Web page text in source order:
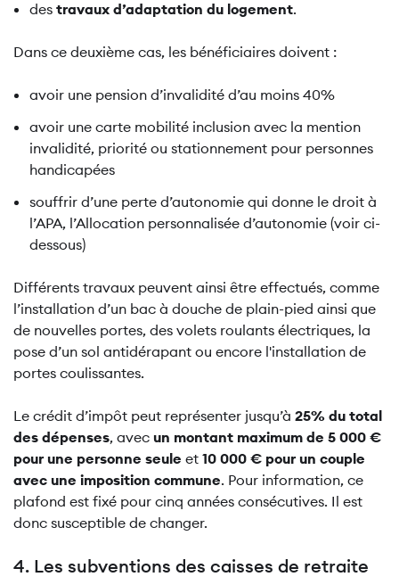
des travaux d’adaptation du logement.
Dans ce deuxième cas, les bénéficiaires doivent :
avoir une pension d’invalidité d’au moins 40%
avoir une carte mobilité inclusion avec la mention
invalidité, priorité ou stationnement pour personnes
handicapées
souffrir d’une perte d’autonomie qui donne le droit à
l’APA, l’Allocation personnalisée d’autonomie (voir ci-
dessous)
Différents travaux peuvent ainsi être effectués, comme
l’installation d’un bac à douche de plain-pied ainsi que
de nouvelles portes, des volets roulants électriques, la
pose d’un sol antidérapant ou encore l'installation de
portes coulissantes.
Le crédit d’impôt peut représenter jusqu’à 25% du total
des dépenses, avec un montant maximum de 5 000 €
pour une personne seule et 10 000 € pour un couple
avec une imposition commune. Pour information, ce
plafond est fixé pour cinq années consécutives. Il est
donc susceptible de changer.
4. Les subventions des caisses de retraite